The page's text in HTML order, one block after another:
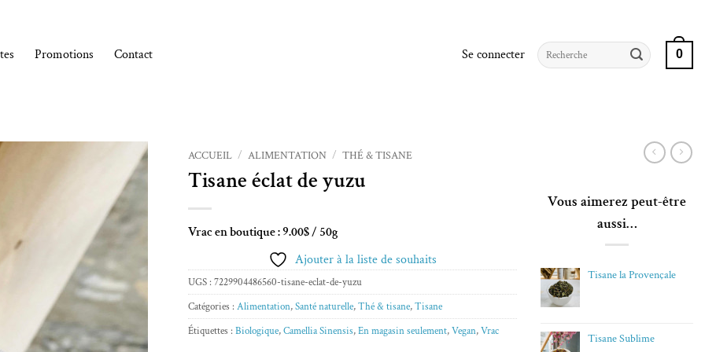
Promotions Contact Se connecter
Recherche
pour :
0
Ajouter à la liste de souhaits
ACCUEIL / ALIMENTATION / THÉ & TISANE
Tisane éclat de yuzu
Vrac en boutique : 9.00$ / 50g
Ajouter à la liste de souhaits
UGS : 7229904486560-tisane-eclat-de-yuzu
Catégories : Alimentation,Santé naturelle,Thé & tisane,Tisane
Étiquettes : Biologique,Camellia Sinensis,En magasin seulement,Vegan,Vrac
Vous aimerez peut-être
aussi…
Tisane la Provençale
Tisane Sublime